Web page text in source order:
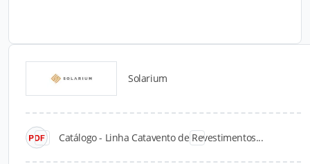
Solarium
Catálogo - Linha Catavento de Revestimentos...
Catálogos para Download